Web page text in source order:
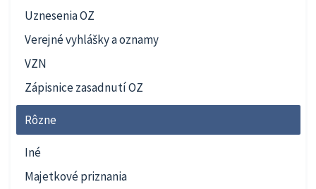
Uznesenia OZ
Verejné vyhlášky a oznamy
VZN
Zápisnice zasadnutí OZ
Rôzne
Iné
Majetkové priznania